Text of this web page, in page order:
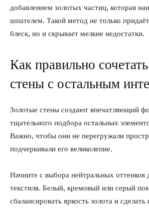
добавлением золотых частиц, которая
шпателем. Такой метод не только
блеск, но и скрывает мелкие недостатки.
Как правильно
стены с остальным
Золотые стены создают впечатляющий
тщательного подбора остальных
Важно, чтобы они не перегружали
подчеркивали его великолепие.
Начните с выбора нейтральных оттенков
текстиля. Белый, кремовый или серый
сбалансировать яркость золота и сделать